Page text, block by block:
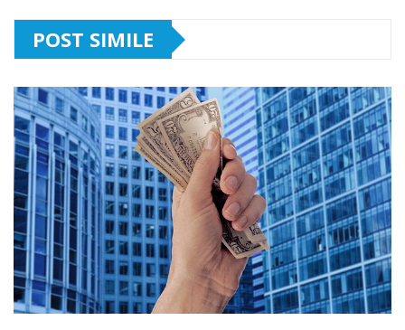
POST SIMILE